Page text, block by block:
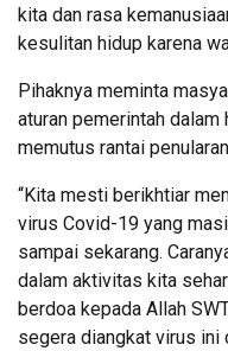
kita dan rasa
kesulitan hidup karena
Pihaknya meminta
aturan pemerintah
memutus rantai
“Kita mesti berikhtiar
virus Covid-19 yang
sampai sekarang.
dalam aktivitas kita
berdoa kepada Allah
segera diangkat virus ini